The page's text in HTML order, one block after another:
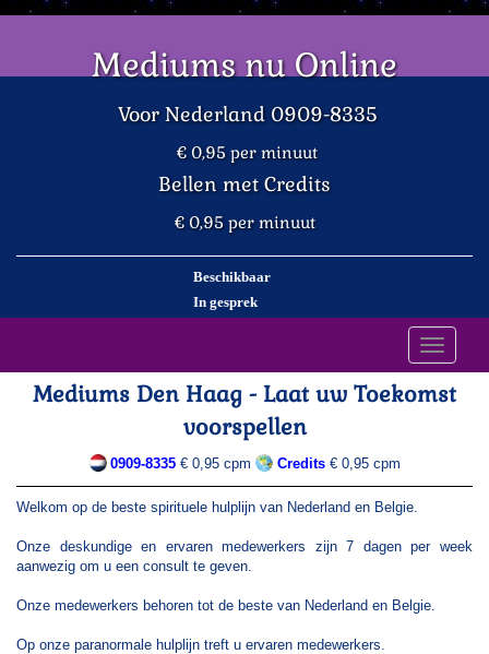
Mediums nu Online
Voor Nederland 0909-8335
€ 0,95 per minuut
Bellen met Credits
€ 0,95 per minuut
Beschikbaar
In gesprek
Toggle
Mediums Den Haag - Laat uw Toekomst
voorspellen
0909-8335€ 0,95 cpm Credits€ 0,95 cpm
Welkom op de beste spirituele hulplijn van Nederland en Belgie.
Onze deskundige en ervaren medewerkers zijn 7 dagen per week
aanwezig om u een consult te geven.
Onze medewerkers behoren tot de beste van Nederland en Belgie.
Op onze paranormale hulplijn treft u ervaren medewerkers.